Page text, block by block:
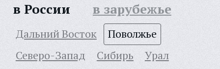
в России в зарубежье
Дальний Восток
Поволжье
Северо-Запад
Сибирь
Урал